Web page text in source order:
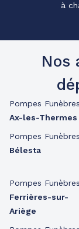
à
Nos
Pompes Funèbres
Ax-les-Thermes
Pompes Funèbres
Bélesta
Pompes Funèbres
Ferrières-sur-
Ariège